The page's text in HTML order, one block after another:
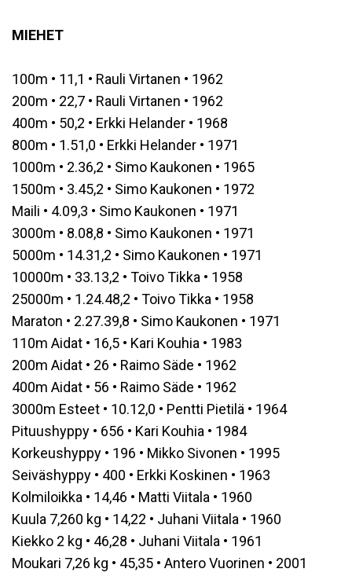
MIEHET
100m • 11,1 • Rauli Virtanen • 1962
200m • 22,7 • Rauli Virtanen • 1962
400m • 50,2 • Erkki Helander • 1968
800m • 1.51,0 • Erkki Helander • 1971
1000m • 2.36,2 • Simo Kaukonen • 1965
1500m • 3.45,2 • Simo Kaukonen • 1972
Maili • 4.09,3 • Simo Kaukonen • 1971
3000m • 8.08,8 • Simo Kaukonen • 1971
5000m • 14.31,2 • Simo Kaukonen • 1971
10000m • 33.13,2 • Toivo Tikka • 1958
25000m • 1.24.48,2 • Toivo Tikka • 1958
Maraton • 2.27.39,8 • Simo Kaukonen • 1971
110m Aidat • 16,5 • Kari Kouhia • 1983
200m Aidat • 26 • Raimo Säde • 1962
400m Aidat • 56 • Raimo Säde • 1962
3000m Esteet • 10.12,0 • Pentti Pietilä • 1964
Pituushyppy • 656 • Kari Kouhia • 1984
Korkeushyppy • 196 • Mikko Sivonen • 1995
Seiväshyppy • 400 • Erkki Koskinen • 1963
Kolmiloikka • 14,46 • Matti Viitala • 1960
Kuula 7,260 kg • 14,22 • Juhani Viitala • 1960
Kiekko 2 kg • 46,28 • Juhani Viitala • 1961
Moukari 7,26 kg • 45,35 • Antero Vuorinen • 2001